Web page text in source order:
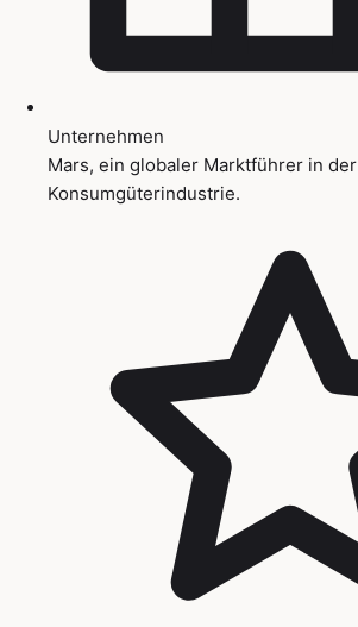
Unternehmen
Mars, ein globaler Marktführer in der
Konsumgüterindustrie.